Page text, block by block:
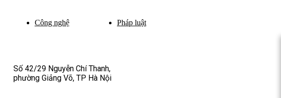
Công nghệ Pháp luật
Số 42/29 Nguyễn Chí Thanh,
phường Giảng Võ, TP Hà Nội